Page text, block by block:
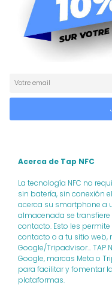
Acerca de Tap NFC
La tecnología NFC no
sin batería, sin conexión
acerca su smartphone a
almacenada se
contacto. Esto les
contacto o a tu sitio web,
Google/Tripadvisor... TAP
Google, marcas Meta o
para facilitar y fomentar
plataformas.